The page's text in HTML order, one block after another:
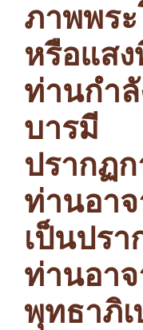
ภาพพร
หรือแส
ท่านกำ
บารมี
ปรากฏ
ท่านอา
เป็นปร
ท่านอา
พุทธาภิ